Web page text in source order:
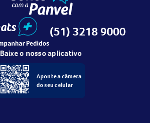
(51) 3218 9000
Baixe o nosso aplicativo
Aponte a câmera
do seu celular